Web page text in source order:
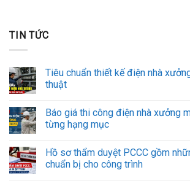
TIN TỨC
Tiêu chuẩn thiết kế điện nhà
thuật
Báo giá thi công điện nhà xưởng
từng hạng mục
Hồ sơ thẩm duyệt PCCC gồm
chuẩn bị cho công trình